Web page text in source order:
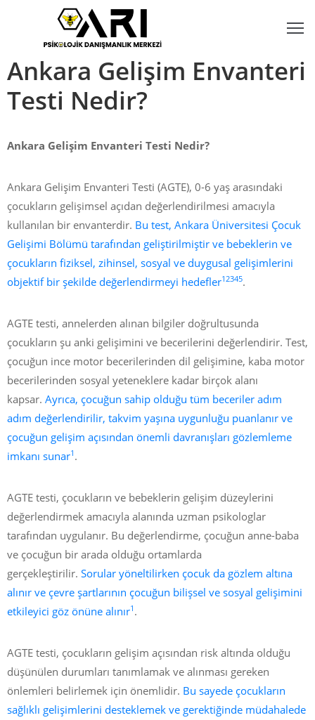
Ankara Gelişim Envanteri
Testi Nedir?
Ankara Gelişim Envanteri Testi Nedir?
Ankara Gelişim Envanteri Testi (AGTE), 0-6 yaş arasındaki
çocukların gelişimsel açıdan değerlendirilmesi amacıyla
kullanılan bir envanterdir. Bu test, Ankara Üniversitesi Çocuk
Gelişimi Bölümü tarafından geliştirilmiştir ve bebeklerin ve
çocukların fiziksel, zihinsel, sosyal ve duygusal gelişimlerini
objektif bir şekilde değerlendirmeyi hedefler12345.
AGTE testi, annelerden alınan bilgiler doğrultusunda
çocukların şu anki gelişimini ve becerilerini değerlendirir. Test,
çocuğun ince motor becerilerinden dil gelişimine, kaba motor
becerilerinden sosyal yeteneklere kadar birçok alanı
kapsar. Ayrıca, çocuğun sahip olduğu tüm beceriler adım
adım değerlendirilir, takvim yaşına uygunluğu puanlanır ve
çocuğun gelişim açısından önemli davranışları gözlemleme
imkanı sunar1 .
AGTE testi, çocukların ve bebeklerin gelişim düzeylerini
değerlendirmek amacıyla alanında uzman psikologlar
tarafından uygulanır. Bu değerlendirme, çocuğun anne-baba
ve çocuğun bir arada olduğu ortamlarda
gerçekleştirilir. Sorular yöneltilirken çocuk da gözlem altına
alınır ve çevre şartlarının çocuğun bilişsel ve sosyal gelişimini
etkileyici göz önüne alınır1 .
AGTE testi, çocukların gelişim açısından risk altında olduğu
düşünülen durumları tanımlamak ve alınması gereken
önlemleri belirlemek için önemlidir. Bu sayede çocukların
sağlıklı gelişimlerini desteklemek ve gerektiğinde müdahalede